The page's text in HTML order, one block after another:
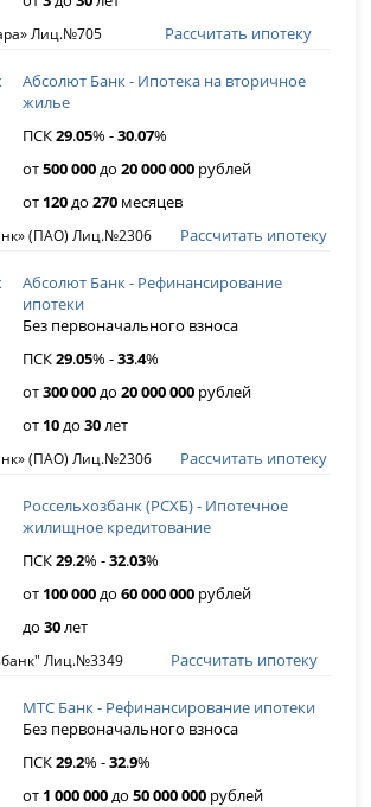
Лиц.№705 Рассчитать ипотеку
Абсолют Банк - Ипотека на вторичное
жилье
ПСК29.05% -30.07%
от500 000до20 000 000 рублей
от 120до270 месяцев
(ПАО) Лиц.№2306 Рассчитать ипотеку
Абсолют Банк - Рефинансирование
ипотеки
Без первоначального взноса
ПСК29.05% -33.4%
от300 000до20 000 000 рублей
от 10до30лет
(ПАО) Лиц.№2306 Рассчитать ипотеку
Россельхозбанк (РСХБ) - Ипотечное
жилищное кредитование
ПСК29.2% -32.03%
от 100 000до60 000 000 рублей
до30лет
Лиц.№3349 Рассчитать ипотеку
МТС Банк - Рефинансирование ипотеки
Без первоначального взноса
ПСК29.2% -32.9%
от 1 000 000до50 000 000 рублей